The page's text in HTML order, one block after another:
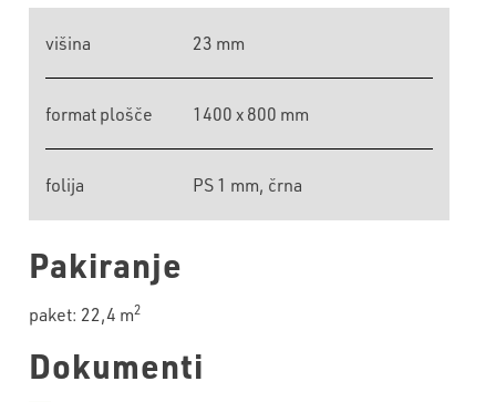
višina 23 mm
format plošče 1400 x 800 mm
folija PS 1 mm, črna
Pakiranje
paket: 22,4 m2
Dokumenti